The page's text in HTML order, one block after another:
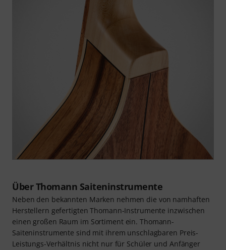
Über Thomann Saiteninstrumente
Neben den bekannten Marken nehmen die von namhaften
Herstellern gefertigten Thomann-Instrumente inzwischen
einen großen Raum im Sortiment ein. Thomann-
Saiteninstrumente sind mit ihrem unschlagbaren Preis-
Leistungs-Verhältnis nicht nur für Schüler und Anfänger